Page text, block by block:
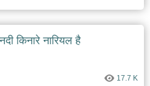
नदी किनारे नारियल है
17.7 K